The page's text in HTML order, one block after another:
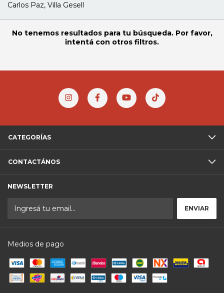
Carlos Paz, Villa Gesell
No tenemos resultados para tu búsqueda. Por favor,
intentá con otros filtros.
CATEGORÍAS
CONTACTÁNOS
NEWSLETTER
Medios de pago